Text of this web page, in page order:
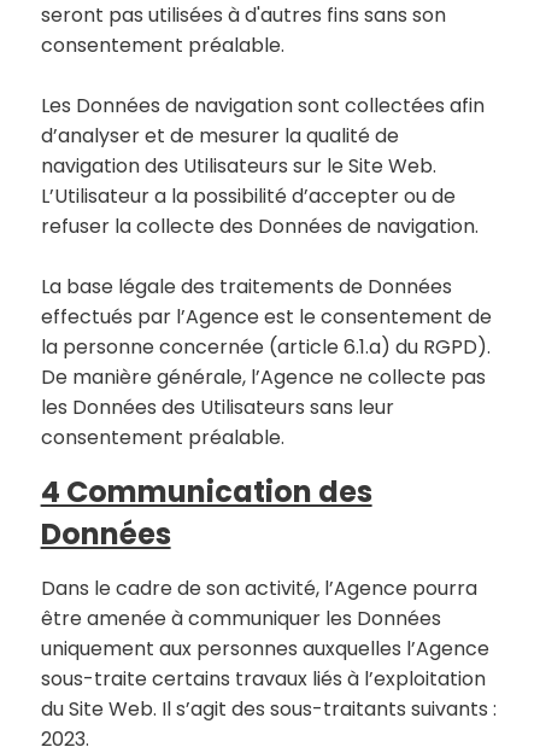
seront pas utilisées à d'autres fins sans son
consentement préalable.
Les Données de navigation sont collectées afin
d’analyser et de mesurer la qualité de
navigation des Utilisateurs sur le Site Web.
L’Utilisateur a la possibilité d’accepter ou de
refuser la collecte des Données de navigation.
La base légale des traitements de Données
effectués par l’Agence est le consentement de
la personne concernée (article 6.1.a) du RGPD).
De manière générale, l’Agence ne collecte pas
les Données des Utilisateurs sans leur
consentement préalable.
4 Communication des
Données
Dans le cadre de son activité, l’Agence pourra
être amenée à communiquer les Données
uniquement aux personnes auxquelles l’Agence
sous-traite certains travaux liés à l’exploitation
du Site Web. Il s’agit des sous-traitants suivants :
2023.